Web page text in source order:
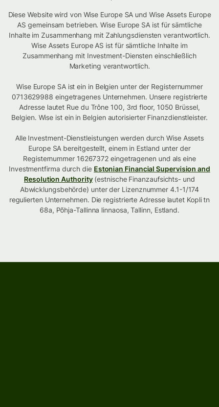
Diese Website wird von Wise Europe SA und Wise Assets Europe
AS gemeinsam betrieben. Wise Europe SA ist für sämtliche
Inhalte im Zusammenhang mit Zahlungsdiensten verantwortlich.
Wise Assets Europe AS ist für sämtliche Inhalte im
Zusammenhang mit Investment-Diensten einschließlich
Marketing verantwortlich.
Wise Europe SA ist ein in Belgien unter der Registernummer
0713629988 eingetragenes Unternehmen. Unsere registrierte
Adresse lautet Rue du Trône 100, 3rd floor, 1050 Brüssel,
Belgien. Wise ist ein in Belgien autorisierter Finanzdienstleister.
Alle Investment-Dienstleistungen werden durch Wise Assets
Europe SA bereitgestellt, einem in Estland unter der
Registernummer 16267372 eingetragenen und als eine
Investmentfirma durch die Estonian Financial Supervision and
Resolution Authority(estnische Finanzaufsichts- und
Abwicklungsbehörde) unter der Lizenznummer 4.1-1/174
regulierten Unternehmen. Die registrierte Adresse lautet Kopli tn
68a, Põhja-Tallinna linnaosa, Tallinn, Estland.